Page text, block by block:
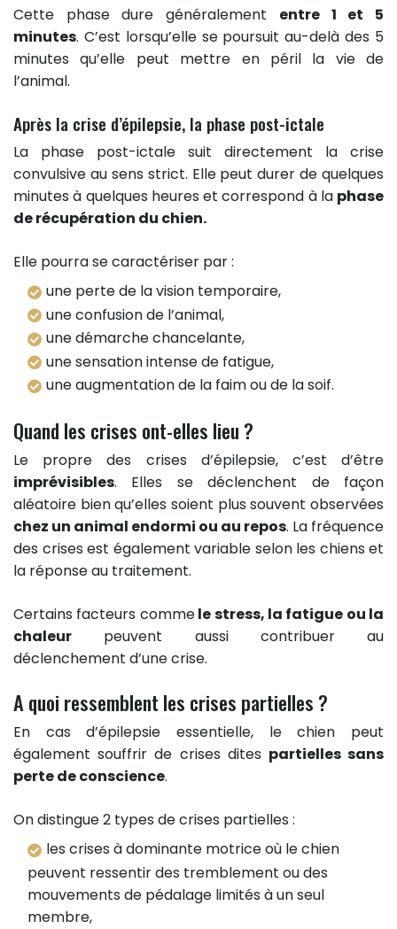
Cette phase dure généralement entre 1 et 5
minutes. C’est lorsqu’elle se poursuit au-delà des 5
minutes qu’elle peut mettre en péril la vie de
l’animal.
Après la crise d’épilepsie, la phase post-ictale
La phase post-ictale suit directement la crise
convulsive au sens strict. Elle peut durer de quelques
minutes à quelques heures et correspond à la phase
de récupération du chien.
Elle pourra se caractériser par :
une perte de la vision temporaire,
une confusion de l’animal,
une démarche chancelante,
une sensation intense de fatigue,
une augmentation de la faim ou de la soif.
Quand les crises ont-elles lieu ?
Le propre des crises d’épilepsie, c’est d’être
imprévisibles. Elles se déclenchent de façon
aléatoire bien qu’elles soient plus souvent observées
chez un animal endormi ou au repos. La fréquence
des crises est également variable selon les chiens et
la réponse au traitement.
Certains facteurs commele stress, la fatigue ou la
chaleur peuvent aussi contribuer au
déclenchement d’une crise.
A quoi ressemblent les crises partielles ?
En cas d’épilepsie essentielle, le chien peut
également souffrir de crises dites partielles sans
perte de conscience.
On distingue 2 types de crises partielles :
les crises à dominante motrice où le chien
peuvent ressentir des tremblement ou des
mouvements de pédalage limités à un seul
membre,